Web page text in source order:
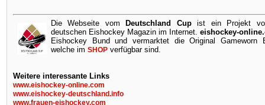
Die Webseite vom Deutschland Cupist ein Projekt
deutschen Eishockey Magazin im Internet. eishockey-
Eishockey Bund und vermarktet die Original Gameworn
welche im SHOP verfügbar sind.
Weitere interessante Links
www.eishockey-online.com
www.eishockey-deutschland.info
www.frauen-eishockey.com